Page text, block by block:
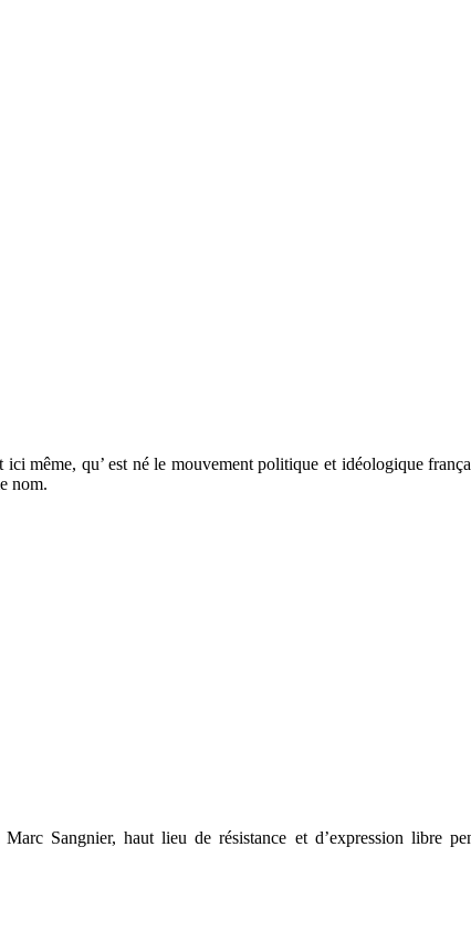
ici même, qu’ est né le mouvement politique et idéologique
nom.
Sangnier, haut lieu de résistance et d’expression libre